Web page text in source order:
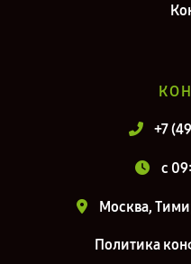
+7
c
Москва,
Политика